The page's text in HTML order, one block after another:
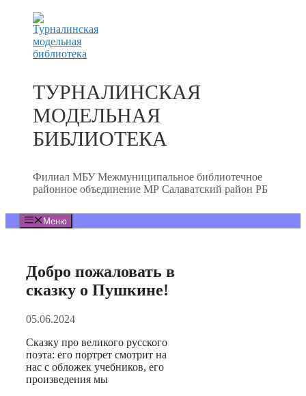
Перейти
содержимому
ТУРНАЛИНСКАЯ
МОДЕЛЬНАЯ
БИБЛИОТЕКА
Филиал МБУ Межмуниципальное библиотечное
районное объединение МР Салаватский район РБ
Меню
Добро пожаловать в
сказку о Пушкине!
05.06.2024
Сказку про великого русского
поэта: его портрет смотрит на
нас с обложек учебников, его
произведения мы